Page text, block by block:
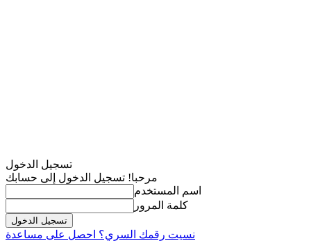
تسجيل الدخول
مرحبا! تسجيل الدخول إلى حسابك
اسم المستخدم
كلمة المرور
نسيت رقمك السري؟ احصل على مساعدة